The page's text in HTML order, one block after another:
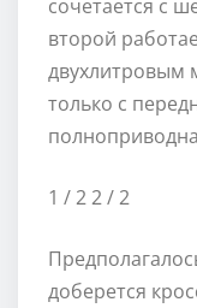
сочетается с
второй
двухлитровым
только с
1 / 22/ 2
доберется